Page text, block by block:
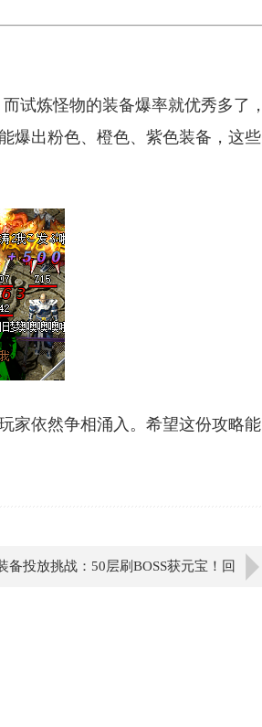
试炼怪物的装备爆率就优秀多了，
爆出粉色、橙色、紫色装备，这些
家依然争相涌入。希望这份攻略能
备投放挑战：50层刷BOSS获元宝！回